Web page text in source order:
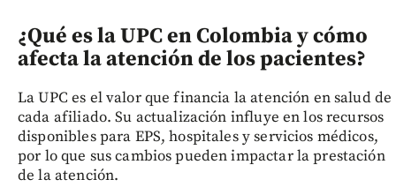
¿Qué es la UPC en Colombia y cómo
afecta la atención de los pacientes?
La UPC es el valor que financia la atención en salud de
cada afiliado. Su actualización influye en los recursos
disponibles para EPS, hospitales y servicios médicos,
por lo que sus cambios pueden impactar la prestación
de la atención.